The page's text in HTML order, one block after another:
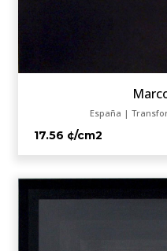
España |
17.56 ¢/cm2